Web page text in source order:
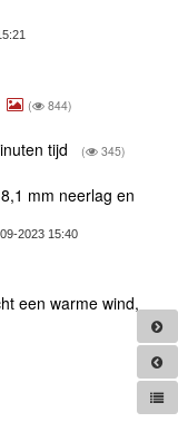
( 844)
tijd ( 345)
mm neerlag en
2023 15:40
een warme wind,